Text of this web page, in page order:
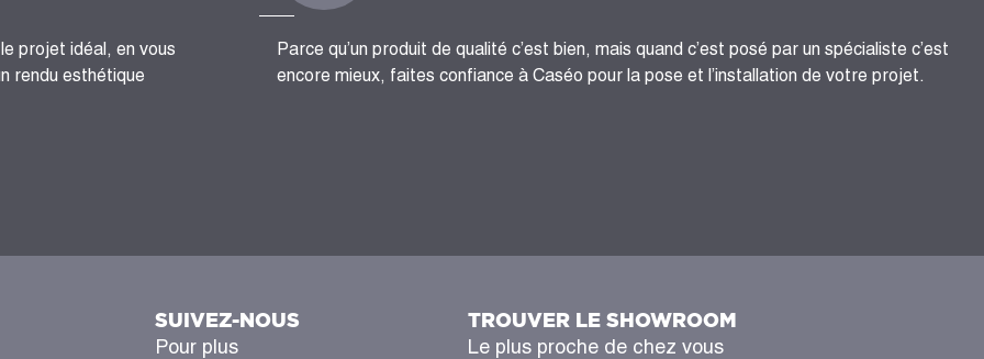
projet idéal, en vous
rendu esthétique
Parce qu’un produit de qualité c’est bien, mais quand c’est posé par un spécialiste c’est
encore mieux, faites confiance à Caséo pour la pose et l’installation de votre projet.
SUIVEZ-NOUS
Pour plus
TROUVER LE SHOWROOM
Le plus proche de chez vous